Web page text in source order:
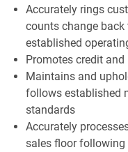
Accurately rings
counts change
established
Promotes credit
Maintains and
follows established
standards
Accurately
sales floor following